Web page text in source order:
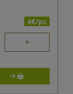
4€/pc
+